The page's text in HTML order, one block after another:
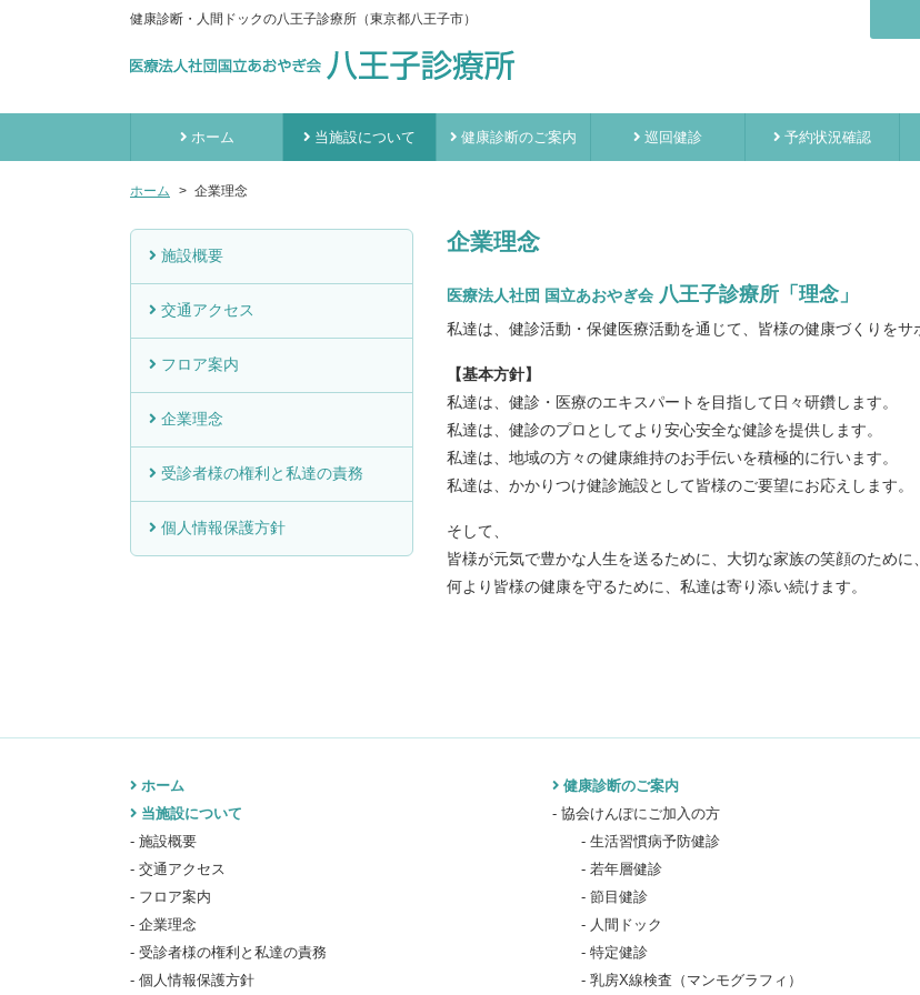
健康診断・人間ドックの八王子診療所（東京都八王子市）
ホーム 当施設について 健康診断のご案内 巡回健診 予約状況確認
ホーム 企業理念
企業理念
医療法人社団 国立あおやぎ会 八王子診療所「理念」
私達は、健診活動・保健医療活動を通じて、皆様の健康づくりをサ
【基本方針】
私達は、健診・医療のエキスパートを目指して日々研鑽します。
私達は、健診のプロとしてより安心安全な健診を提供します。
私達は、地域の方々の健康維持のお手伝いを積極的に行います。
私達は、かかりつけ健診施設として皆様のご要望にお応えします。
そして、
皆様が元気で豊かな人生を送るために、大切な家族の笑顔のために、
何より皆様の健康を守るために、私達は寄り添い続けます。
施設概要
交通アクセス
フロア案内
企業理念
受診者様の権利と私達の責務
個人情報保護方針
ホーム
当施設について
施設概要
交通アクセス
フロア案内
企業理念
受診者様の権利と私達の責務
個人情報保護方針
健康診断のご案内
協会けんぽにご加入の方
生活習慣病予防健診
若年層健診
節目健診
人間ドック
特定健診
乳房X線検査（マンモグラフィ）